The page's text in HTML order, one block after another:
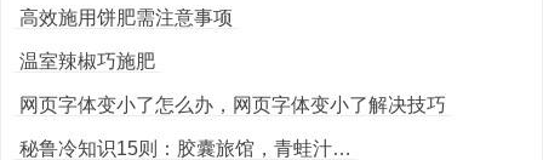
高效施用饼肥需注意事项
温室辣椒巧施肥
网页字体变小了怎么办，网页字体变小了解决技巧
秘鲁冷知识15则：胶囊旅馆，青蛙汁…